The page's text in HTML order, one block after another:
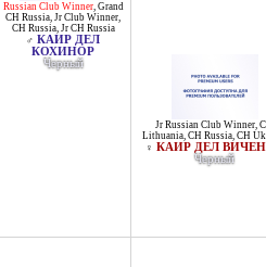
Russian Club Winner, Grand
CH Russia, Jr Club Winner,
CH Russia, Jr CH Russia
♂ КАИР ДЕЛ
КОХИНОР
Черный
Jr Russian Club Winner,
Lithuania, CH Russia, CH
♀ КАИР ДЕЛ
Черный